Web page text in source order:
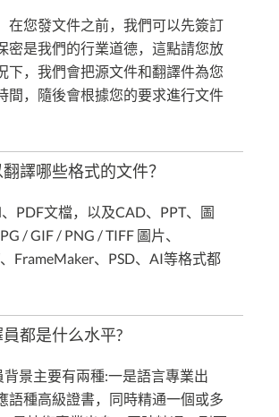
在您發文件之前，我們可以先簽訂
密是我們的行業道德，這點請您放
下，我們會把源文件和翻譯件為您
間，隨後會根據您的要求進行文件
譯哪些格式的文件？
PDF文檔，以及CAD、PPT、圖
/ GIF / PNG / TIFF 圖片、
FrameMaker、PSD、AI等格式都
都是什么水平?
景主要有兩種:一是語言專業出
語種高級證書，同時精通一個或多